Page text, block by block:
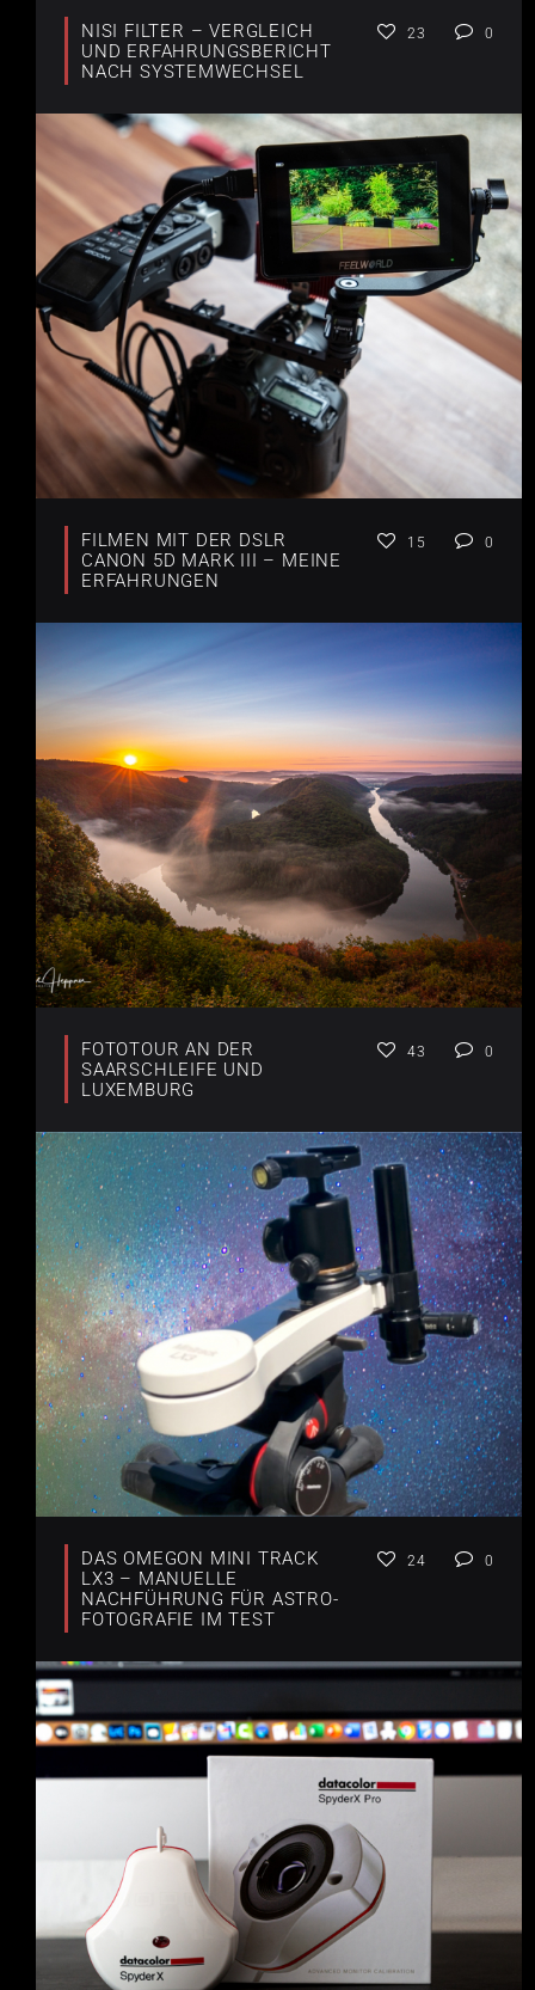
NISI FILTER – VERGLEICH
UND ERFAHRUNGSBERICHT
NACH SYSTEMWECHSEL
23 0
FILMEN MIT DER DSLR
CANON 5D MARK III – MEINE
ERFAHRUNGEN
15 0
FOTOTOUR AN DER
SAARSCHLEIFE UND
LUXEMBURG
43 0
DAS OMEGON MINI TRACK
LX3 – MANUELLE
NACHFÜHRUNG FÜR ASTRO-
FOTOGRAFIE IM TEST
24 0